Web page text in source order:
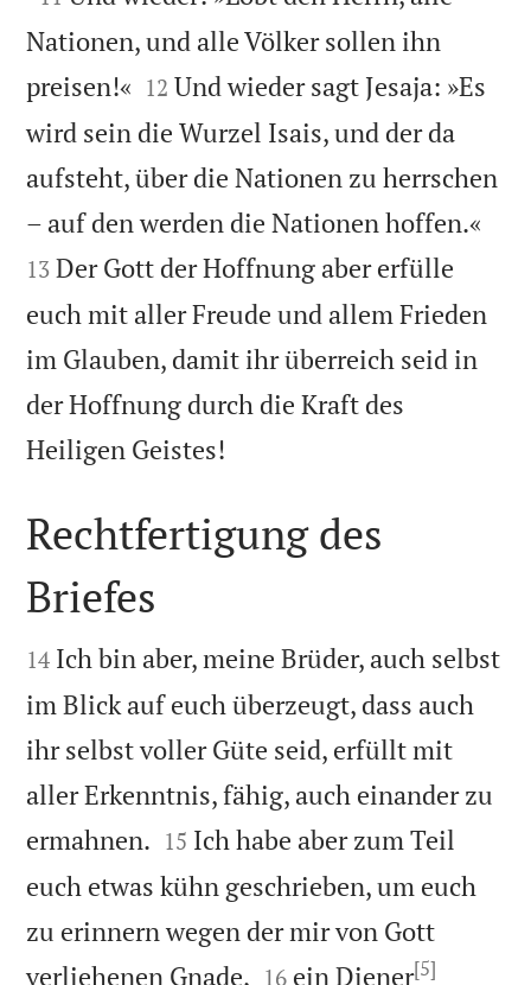
Nationen, und alle Völker sollen ihn
preisen!« 

12 Und wieder sagt Jesaja: »Es
wird sein die Wurzel Isais, und der da
aufsteht, über die Nationen zu herrschen
– auf den werden die Nationen hoffen.«
13 Der Gott der Hoffnung aber erfülle
euch mit aller Freude und allem Frieden
im Glauben, damit ihr überreich seid in
der Hoffnung durch die Kraft des
Heiligen Geistes!

Rechtfertigung des
Briefes

14 Ich bin aber, meine Brüder, auch selbst
im Blick auf euch überzeugt, dass auch
ihr selbst voller Güte seid, erfüllt mit
aller Erkenntnis, fähig, auch einander zu
ermahnen. 

15 Ich habe aber zum Teil
euch etwas kühn geschrieben, um euch
zu erinnern wegen der mir von Gott
verliehenen Gnade, 

16 ein Diener[5]